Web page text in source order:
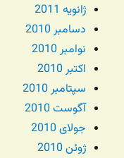
ژانویه 2011
دسامبر 2010
نوامبر 2010
اکتبر 2010
سپتامبر 2010
آگوست 2010
جولای 2010
ژوئن 2010